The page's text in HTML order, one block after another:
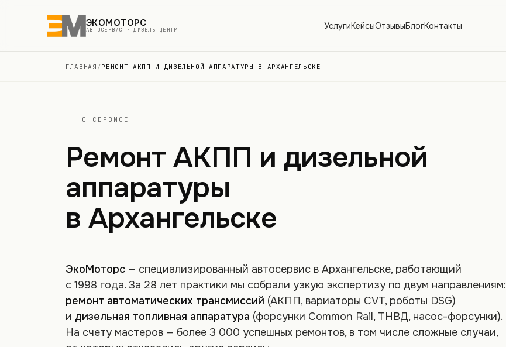
ЭКОМОТОРС
АВТОСЕРВИС · ДИЗЕЛЬ ЦЕНТР УслугиКейсыОтзывыБлогКонтакты
ГЛАВНАЯ /РЕМОНТ АКПП И ДИЗЕЛЬНОЙ АППАРАТУРЫ В АРХАНГЕЛЬСКЕ
О СЕРВИСЕ
Ремонт АКПП и дизельной
аппаратуры
в Архангельске
ЭкоМоторс — специализированный автосервис в Архангельске, работающий
с 1998 года. За 28 лет практики мы собрали узкую экспертизу по двум направлениям:
ремонт автоматических трансмиссий (АКПП, вариаторы CVT, роботы DSG)
и дизельная топливная аппаратура (форсунки Common Rail, ТНВД, насос-форсунки).
На счету мастеров — более 3 000 успешных ремонтов, в том числе сложные случаи,